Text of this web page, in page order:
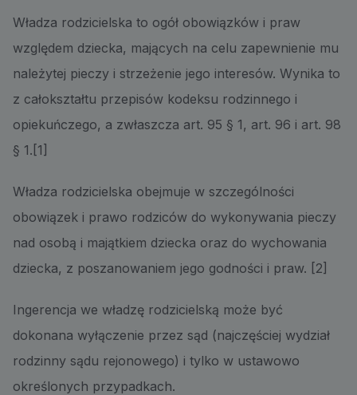
Władza rodzicielska to ogół obowiązków i praw
względem dziecka, mających na celu zapewnienie mu
należytej pieczy i strzeżenie jego interesów. Wynika to
z całokształtu przepisów kodeksu rodzinnego i
opiekuńczego, a zwłaszcza art. 95 § 1, art. 96 i art. 98
§ 1.[1]
Władza rodzicielska obejmuje w szczególności
obowiązek i prawo rodziców do wykonywania pieczy
nad osobą i majątkiem dziecka oraz do wychowania
dziecka, z poszanowaniem jego godności i praw. [2]
Ingerencja we władzę rodzicielską może być
dokonana wyłączenie przez sąd (najczęściej wydział
rodzinny sądu rejonowego) i tylko w ustawowo
określonych przypadkach.